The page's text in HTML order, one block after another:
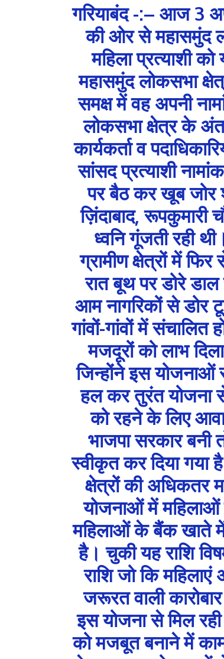
गरियाबंद -:– आज 3
की ओर से महासमुंद
महिला प्रत्याशी
महासमुंद लोकसभा
समक्ष में वह अपनी
लोकसभा क्षेत्र के
कार्यकर्ता व
सांसद प्रत्याशी
पर बैठ कर खूब जोर
ज़िंदाबाद, रूपकुमारी
ध्वनि गूंजती रही
ग्रामीण क्षेत्रों में
रात बूथ पर डोरे डाल
आम नागरिकों से डोर टू
गांवों-गांवों में संचालित
मजदूरों को लाभ
जिन्होंने इस
हल कर तुरंत योजना से
को रहने के लिए
भाजपा सरकार बनी
स्वीकृत कर दिया गया
क्षेत्रों की अधिकतर
योजनाओं में महिलाओं
महिलाओं के बैंक खाते में
है। चुकी यह राशि
राशि जो कि
जरूरत वाली
इस योजना से मिल
को मजबूत बनाने में